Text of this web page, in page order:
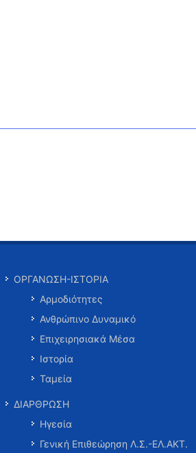
ΟΡΓΑΝΩΣΗ-ΙΣΤΟΡΙΑ
Αρμοδιότητες
Ανθρώπινο Δυναμικό
Επιχειρησιακά Μέσα
Ιστορία
Ταμεία
ΔΙΑΡΘΡΩΣΗ
Ηγεσία
Γενική Επιθεώρηση Λ.Σ.-ΕΛ.ΑΚΤ.